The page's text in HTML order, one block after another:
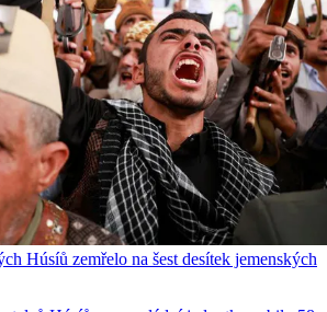
Húsíů zemřelo na šest desítek jemenských